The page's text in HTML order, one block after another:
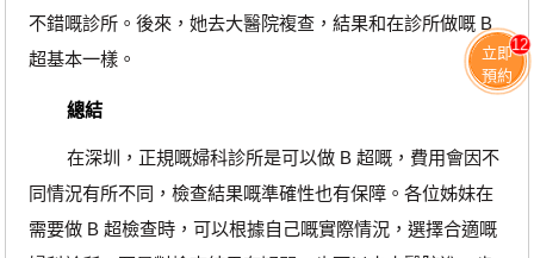
不錯嘅診所。後來，她去大醫院複查，結果和在診所做嘅 B
超基本一樣。
總結
在深圳，正規嘅婦科診所是可以做 B 超嘅，費用會因不
同情況有所不同，檢查結果嘅準確性也有保障。各位姊妹在
需要做 B 超檢查時，可以根據自己嘅實際情況，選擇合適嘅
立即
預約
12